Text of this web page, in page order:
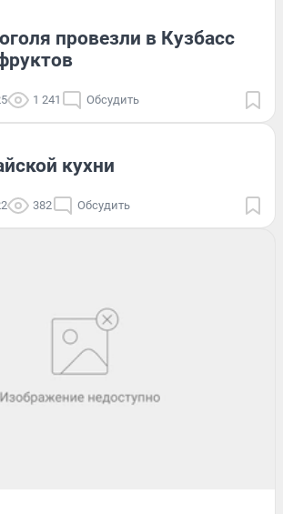
провезли в Кузбасс
1 241 Обсудить
кухни
382 Обсудить